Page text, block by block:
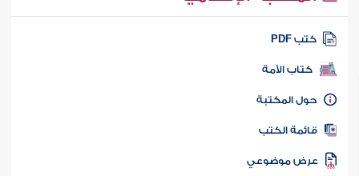
كتب PDF
كتاب الأمة
المكتبة
الكتب